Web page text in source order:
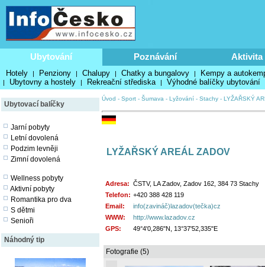
Ubytování Poznávání Aktivita
Hotely | Penziony | Chalupy | Chatky a bungalovy | Kempy a
| Ubytovny a hostely | Rekreační střediska | Výhodné balíčky ubytování
Ubytovací balíčky
Jarní pobyty
Letní dovolená
Podzim levněji
Zimní dovolená
Wellness pobyty
Aktivní pobyty
Romantika pro dva
S dětmi
Senioři
Náhodný tip
Úvod - Sport - Šumava - Lyžování - Stachy - LYŽAŘSKÝ
LYŽAŘSKÝ AREÁL ZADOV
Adresa: ČSTV, LA Zadov, Zadov 162, 384 73 Stachy
Telefon: +420 388 428 119
Email:
info(zavináč)lazadov(tečka)cz
WWW:
http://www.lazadov.cz
GPS:
49°4'0,286"N, 13°37'52,335"E
Fotografie (5)